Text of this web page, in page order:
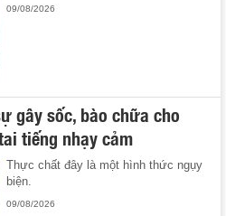
09/08/2026
gây sốc, bào chữa cho
tiếng nhạy cảm
Thực chất đây là một hình thức ngụy
biện.
09/08/2026